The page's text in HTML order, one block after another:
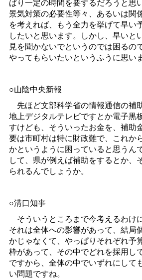
ぱり一定の時間を要するだろうと思
景気対策の必要性等々、あるいは関
を考えれば、もう全力を挙げて早い
したいと思います。しかし、早いと
見を聞かないでというのでは困るの
やってもらいたいというふうに思いま
○山陰中央新報
先ほど文部科学省の情報通信の補
地上デジタルテレビですとか電子黒
すけども、そういったお金を、補助
要は市町村は特に財政難で、これか
かというように困っていると思うん
して、県が例えば補助をするとか、
られるんでしょうか。
○溝口知事
そういうところまで今考えるわけ
それは全体への影響があって、結局
かじゃなくて、やっぱりそれぞれ予
枠があって、その中でどれを採用し
ですから、全体の中でいずれにして
い問題ですね。